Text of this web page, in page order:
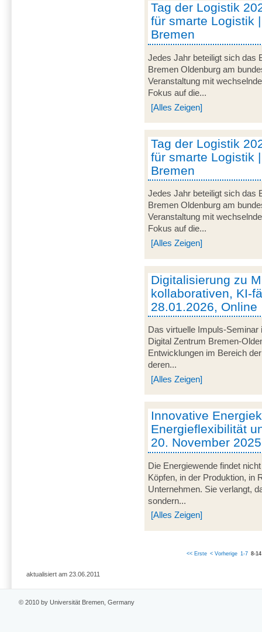
Tag der Logistik
für smarte Logistik
Bremen
Jedes Jahr beteiligt sich das
Bremen Oldenburg am
Veranstaltung mit
Fokus auf die...
[Alles Zeigen]
Tag der Logistik
für smarte Logistik
Bremen
Jedes Jahr beteiligt sich das
Bremen Oldenburg am
Veranstaltung mit
Fokus auf die...
[Alles Zeigen]
Digitalisierung zu
kollaborativen, KI-
28.01.2026, Online
Das virtuelle Impuls-
Digital Zentrum Bremen-
Entwicklungen im Bereich
deren...
[Alles Zeigen]
Innovative
Energieflexibilität
20. November
Die Energiewende findet
Köpfen, in der Produktion, in
Unternehmen. Sie verlangt,
sondern...
[Alles Zeigen]
<< Erste < Vorherige 1-7 8-14
aktualisiert am 23.06.2011
© 2010 by Universität Bremen, Germany